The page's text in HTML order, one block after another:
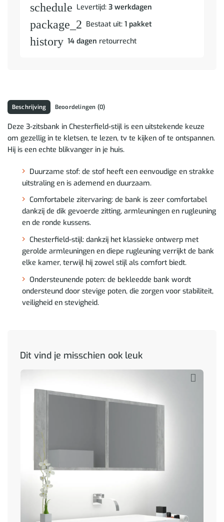
schedule Levertijd: 3 werkdagen
package_2 Bestaat uit: 1 pakket
history 14 dagen retourrecht
Beschrijving Beoordelingen (0)
Deze 3-zitsbank in Chesterfield-stijl is een uitstekende keuze
om gezellig in te kletsen, te lezen, tv te kijken of te ontspannen.
Hij is een echte blikvanger in je huis.
Duurzame stof: de stof heeft een eenvoudige en strakke
uitstraling en is ademend en duurzaam.
Comfortabele zitervaring: de bank is zeer comfortabel
dankzij de dik gevoerde zitting, armleuningen en rugleuning
en de ronde kussens.
Chesterfield-stijl: dankzij het klassieke ontwerp met
gerolde armleuningen en diepe rugleuning verrijkt de bank
elke kamer, terwijl hij zowel stijl als comfort biedt.
Ondersteunende poten: de bekleedde bank wordt
ondersteund door stevige poten, die zorgen voor stabiliteit,
veiligheid en stevigheid.
Dit vind je misschien ook leuk